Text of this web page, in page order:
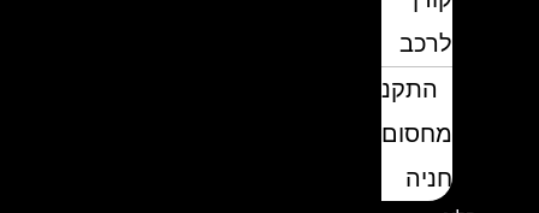
לרכב
התקנת
מחסום
חניה